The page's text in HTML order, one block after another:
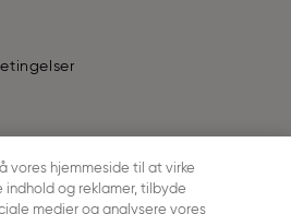
vores hjemmeside til at virke
og reklamer, tilbyde
medier og analysere vores